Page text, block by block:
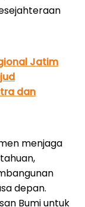
Jatim
dan
menjaga
depan.
Bumi untuk